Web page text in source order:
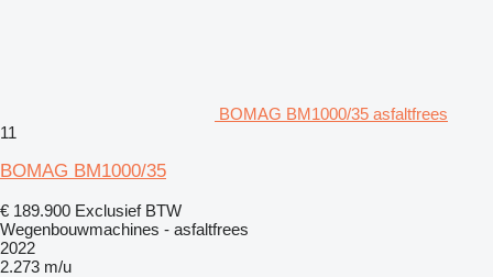
BOMAG BM1000/35 asfaltfrees
11
BOMAG BM1000/35
€ 189.900 Exclusief BTW
Wegenbouwmachines - asfaltfrees
2022
2.273 m/u